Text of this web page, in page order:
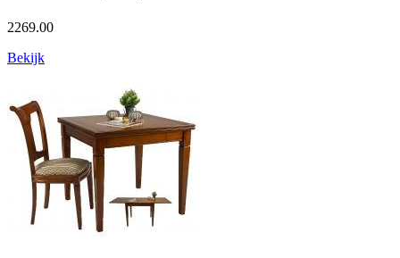
2269.00
Bekijk